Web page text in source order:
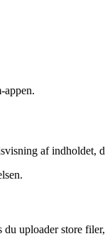
appen.
af indholdet,
uploader store